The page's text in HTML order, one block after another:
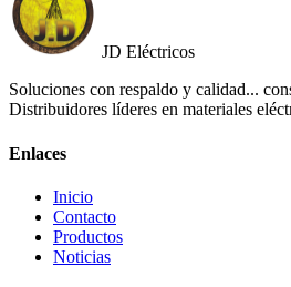
JD Eléctricos
Soluciones con respaldo y calidad...
Distribuidores líderes en materiales
Enlaces
Inicio
Contacto
Productos
Noticias